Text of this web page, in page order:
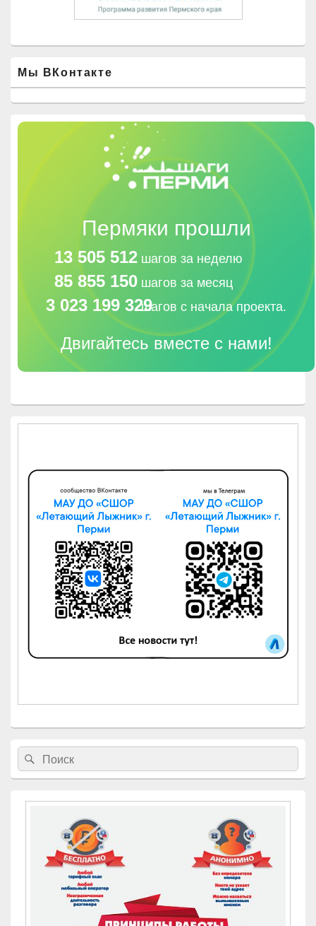
Мы ВКонтакте
Пермяки прошли
13 505 512 шагов за неделю
85 855 150 шагов за месяц
3 023 199 329шагов с начала проекта.
Двигайтесь вместе с нами!
Найти:Поиск